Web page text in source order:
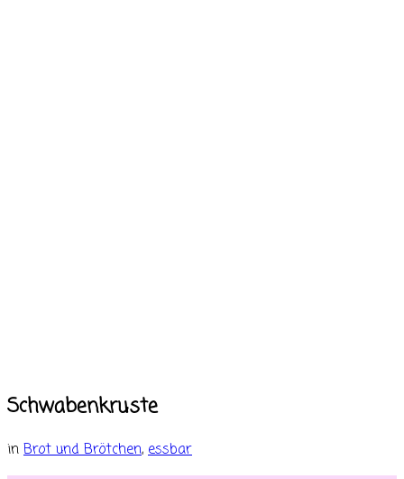
Schwabenkruste
in Brot und Brötchen, essbar